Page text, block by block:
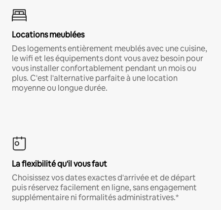
Locations meublées
Des logements entièrement meublés avec une cuisine,
le wifi et les équipements dont vous avez besoin pour
vous installer confortablement pendant un mois ou
plus. C'est l'alternative parfaite à une location
moyenne ou longue durée.
La flexibilité qu'il vous faut
Choisissez vos dates exactes d'arrivée et de départ
puis réservez facilement en ligne, sans engagement
supplémentaire ni formalités administratives.*